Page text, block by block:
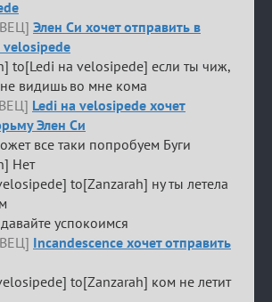
Элен Си хочет отправить в
to[Ledi на velosipede] если ты чиж,
видишь во мне кома
Ledi на velosipede хочет
Элен Си
все таки попробуем Буги
Нет
to[Zanzarah] ну ты летела
успокоимся
Incandescence хочет отправить
to[Zanzarah] ком не летит